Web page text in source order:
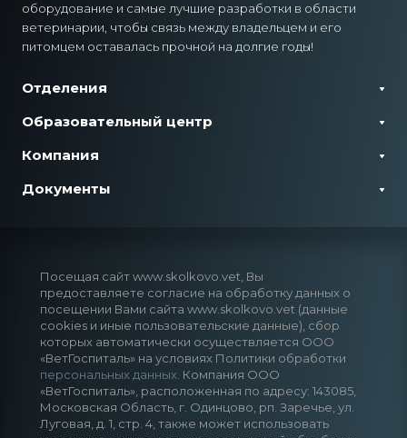
оборудование и самые лучшие разработки в области
ветеринарии, чтобы связь между владельцем и его
питомцем оставалась прочной на долгие годы!
Отделения
Образовательный центр
Компания
Документы
Посещая сайт www.skolkovo.vet, Вы
предоставляете согласие на обработку данных о
посещении Вами сайта www.skolkovo.vet (данные
cookies и иные пользовательские данные), сбор
которых автоматически осуществляется ООО
«ВетГоспиталь» на условиях Политики обработки
персональных данных . Компания ООО
«ВетГоспиталь», расположенная по адресу: 143085,
Московская Область, г. Одинцово, рп. Заречье, ул.
Луговая, д. 1, стр. 4, также может использовать